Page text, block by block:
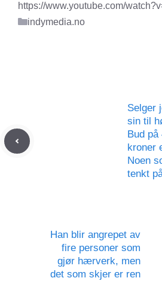
https://www.youtube.com/
Kategorier
indymedia.no
Selger
sin til
Bud på
kroner
Noen
tenkt
Han blir angrepet av
fire personer som
gjør hærverk, men
det som skjer er ren